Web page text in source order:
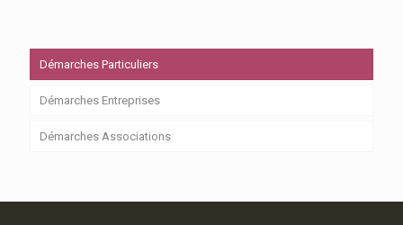
Démarches Particuliers
Démarches Entreprises
Démarches Associations